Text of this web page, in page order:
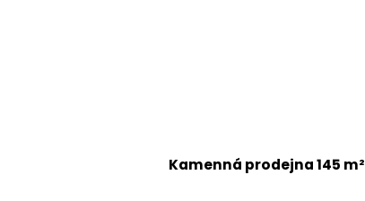
Kamenná prodejna 145 m²